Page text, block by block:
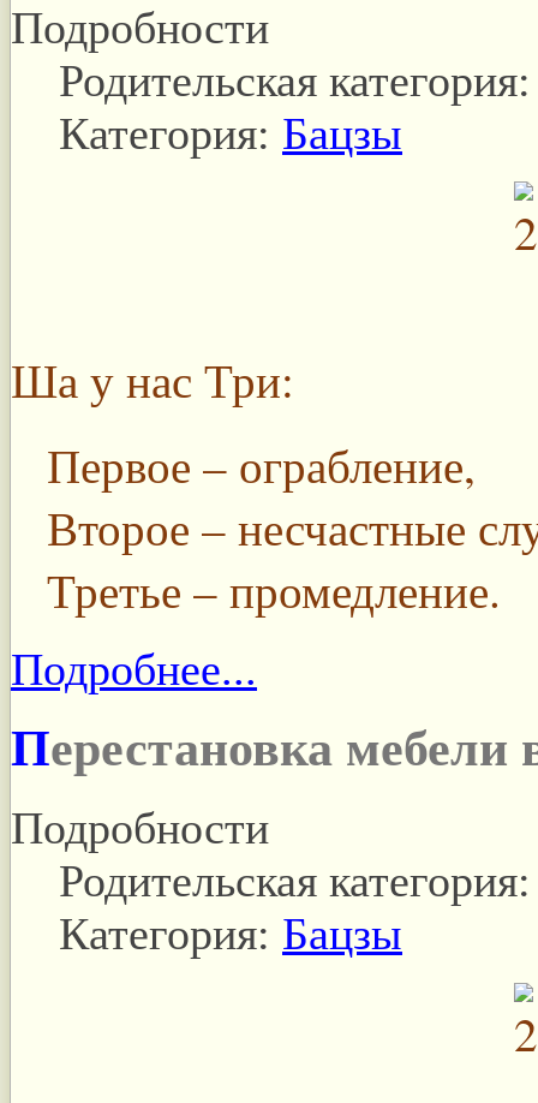
Подробности
Родительская
Категория: Бацзы
Ша у нас Три:
Первое – ограбление,
Второе – несчастные
Третье – промедление.
Подробнее...
Перестановка мебели
Подробности
Родительская
Категория: Бацзы